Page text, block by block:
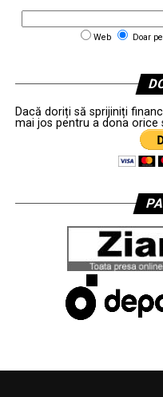
Web Doar
Dacă doriți să sprijiniți
mai jos pentru a dona orice